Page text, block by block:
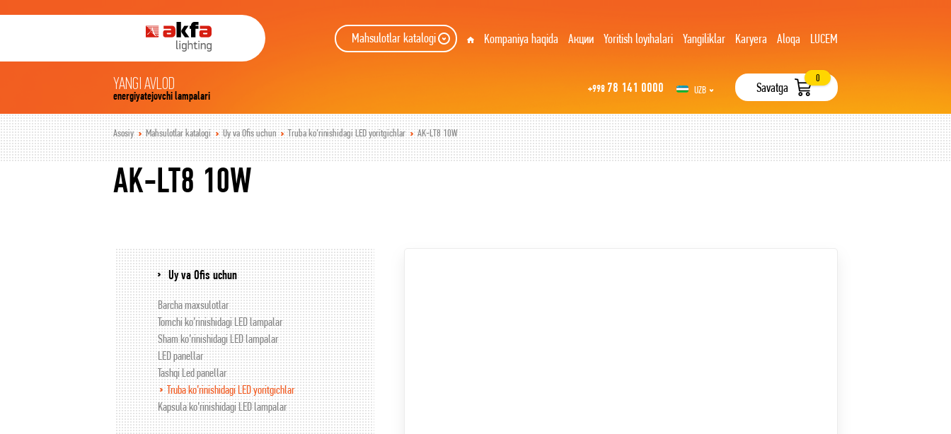
Mahsulotlar katalogi Kompaniya haqida Акции Yoritish loyihalari Yangiliklar Karyera Aloqa LUCEM
YANGI AVLOD
energiyatejovchi lampalari
+998 78 141 0000
UZB
Savatga
0
Asosiy Mahsulotlar katalogi Uy va Ofis uchun Truba ko’rinishidagi LED yoritgichlar AK-LT8 10W
AK-LT8 10W
Uy va Ofis uchun
Barcha maxsulotlar
Tomchi ko’rinishidagi LED lampalar
Sham ko’rinishidagi LED lampalar
LED panellar
Tashqi Led panellar
Truba ko’rinishidagi LED yoritgichlar
Kapsula ko’rinishidagi LED lampalar